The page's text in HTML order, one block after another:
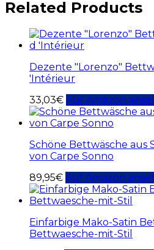
Related Products
Dezente "Lorenzo"
'Intérieur
33,03€ Auf Amazon
Schöne Bettwäsche aus
von Carpe Sonno
89,95€ Auf Amazon
Einfarbige Mako-Satin
Bettwaesche-mit-Stil